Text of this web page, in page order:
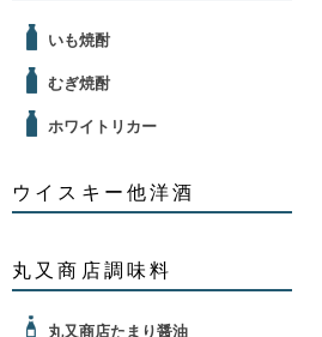
いも焼酎
むぎ焼酎
ホワイトリカー
ウイスキー他洋酒
丸又商店調味料
丸又商店たまり醤油